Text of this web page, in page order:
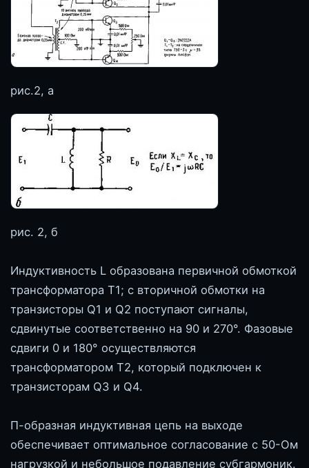
рис.2, а
рис. 2, б
Индуктивность L образована первичной обмоткой
трансформатора T1; с вторичной обмотки на
транзисторы Q1 и Q2 поступают сигналы,
сдвинутые соответственно на 90 и 270°. Фазовые
сдвиги 0 и 180° осуществляются
трансформатором Т2, который подключен к
транзисторам Q3 и Q4.
П-образная индуктивная цепь на выходе
обеспечивает оптимальное согласование с 50-Ом
нагрузкой и небольшое подавление субгармоник.